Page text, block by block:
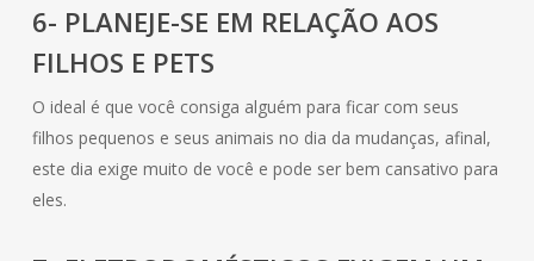
6- PLANEJE-SE EM RELAÇÃO AOS
FILHOS E PETS
O ideal é que você consiga alguém para ficar com seus
filhos pequenos e seus animais no dia da mudanças, afinal,
este dia exige muito de você e pode ser bem cansativo para
eles.